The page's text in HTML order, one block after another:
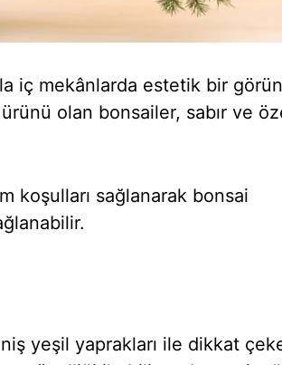
iç mekânlarda estetik bir
olan bonsailer, sabır ve
koşulları sağlanarak bonsai
yeşil yaprakları ile dikkat